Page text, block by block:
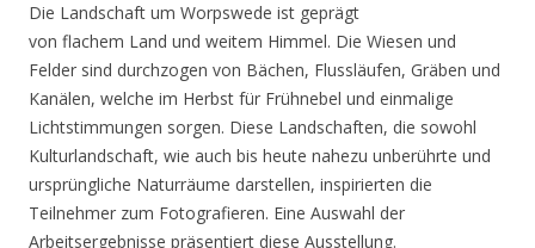
Die Landschaft um Worpswede ist geprägt
von flachem Land und weitem Himmel. Die Wiesen und
Felder sind durchzogen von Bächen, Flussläufen, Gräben und
Kanälen, welche im Herbst für Frühnebel und einmalige
Lichtstimmungen sorgen. Diese Landschaften, die sowohl
Kulturlandschaft, wie auch bis heute nahezu unberührte und
ursprüngliche Naturräume darstellen, inspirierten die
Teilnehmer zum Fotografieren. Eine Auswahl der
Arbeitsergebnisse präsentiert diese Ausstellung.